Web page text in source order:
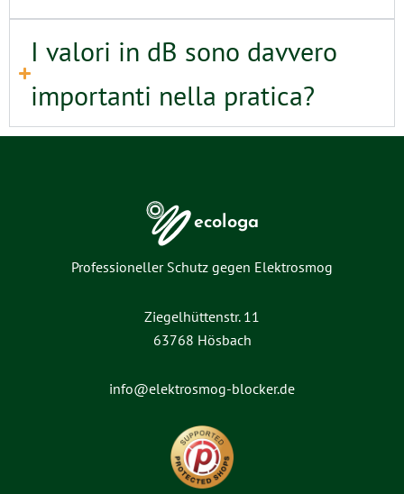
I valori in dB sono davvero
importanti nella pratica?
ecologa
Professioneller Schutz gegen Elektrosmog
Ziegelhüttenstr. 11
63768 Hösbach
info@elektrosmog-blocker.de